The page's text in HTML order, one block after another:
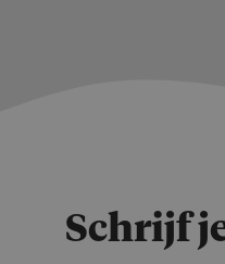
Schrijf